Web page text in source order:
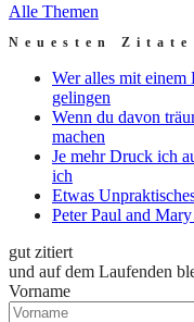
Alle Themen
Neuesten Zitate
Wer alles mit einem
gelingen
Wenn du davon
machen
Je mehr Druck ich
ich
Etwas
Peter Paul and
gut zitiert
und auf dem Laufenden
Vorname